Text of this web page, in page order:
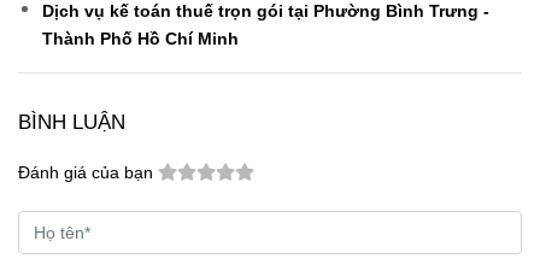
Dịch vụ kế toán thuế trọn gói tại Phường Bình Trưng -
Thành Phố Hồ Chí Minh
BÌNH LUẬN
Đánh giá của bạn